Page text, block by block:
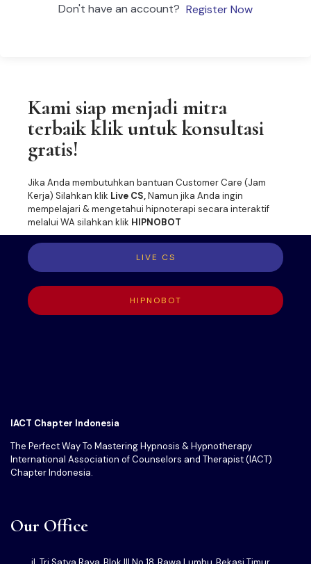
Don't have an account? Register Now
Kami siap menjadi mitra
terbaik klik untuk konsultasi
gratis!
Jika Anda membutuhkan bantuan Customer Care (Jam
Kerja) Silahkan klik Live CS,Namun jika Anda ingin
mempelajari & mengetahui hipnoterapi secara interaktif
melalui WA silahkan klik HIPNOBOT
LIVE CS
HIPNOBOT
IACT Chapter Indonesia
The Perfect Way To Mastering Hypnosis & Hypnotherapy
International Association of Counselors and Therapist (IACT)
Chapter Indonesia.
Our Office